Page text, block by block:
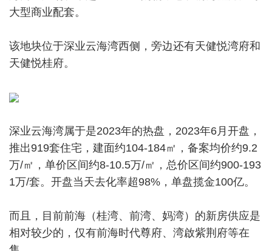
大型商业配套。
该地块位于深业云海湾西侧，旁边还有天健悦湾府和
天健悦桂府。
深业云海湾属于是2023年的热盘，2023年6月开盘，
推出919套住宅，建面约104-184㎡，备案均价约9.2
万/㎡，单价区间约8-10.5万/㎡，总价区间约900-193
1万/套。开盘当天去化率超98%，单盘揽金100亿。
而且，目前前海（桂湾、前湾、妈湾）的新房供应是
相对较少的，仅有前海时代尊府、湾啟紫荆府等在